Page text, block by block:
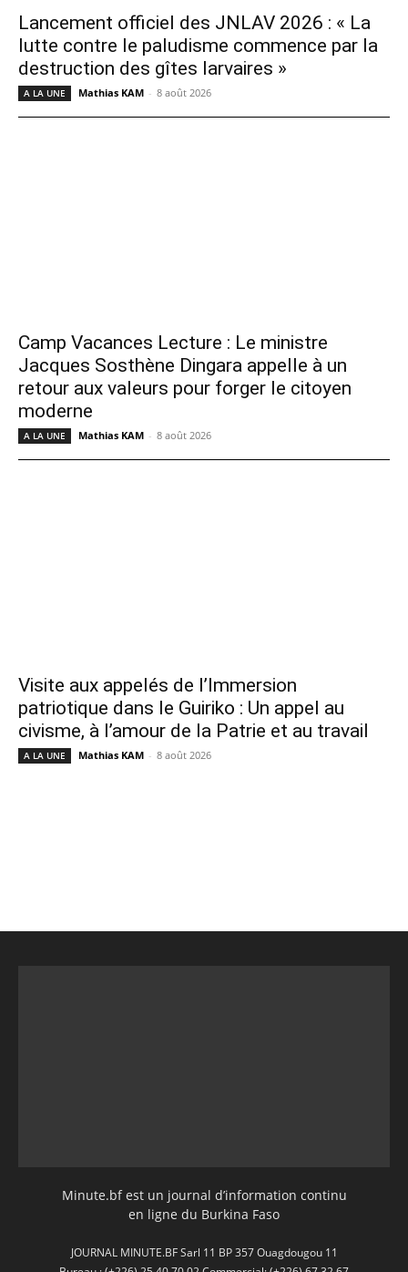
Lancement officiel des JNLAV 2026 : « La
lutte contre le paludisme commence par la
destruction des gîtes larvaires »
A LA UNE Mathias KAM - 8 août 2026
Camp Vacances Lecture : Le ministre
Jacques Sosthène Dingara appelle à un
retour aux valeurs pour forger le citoyen
moderne
A LA UNE Mathias KAM - 8 août 2026
Visite aux appelés de l’Immersion
patriotique dans le Guiriko : Un appel au
civisme, à l’amour de la Patrie et au travail
A LA UNE Mathias KAM - 8 août 2026
Minute.bf est un journal d’information continu
en ligne du Burkina Faso
JOURNAL MINUTE.BF Sarl 11 BP 357 Ouagdougou 11